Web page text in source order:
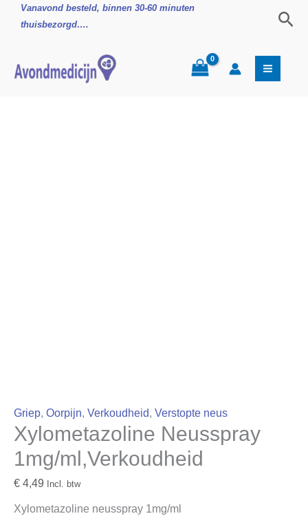
naar
Vanavond besteld, binnen 30-60 minuten
thuisbezorgd….
Griep, Oorpijn, Verkoudheid, Verstopte neus
Xylometazoline Neusspray
1mg/ml,Verkoudheid
€ 4,49 Incl. btw
Xylometazoline neusspray 1mg/ml
Xylometazoline
Neusspray